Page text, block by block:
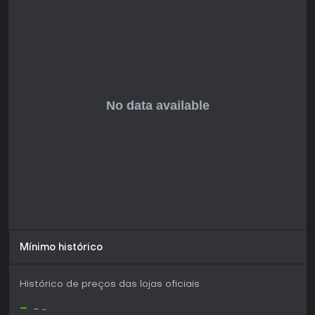
crescimento de assentamentos a decisões em tempo real
Mínimo histórico
Histórico de preços das lojas oficiais
- - -